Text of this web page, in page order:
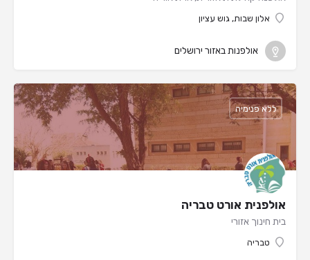
אלון שבות, גוש עציון
אולפנות באזור ירושלים
אולפנית אורט טבריה
בית חינוך אזורי
טבריה
ללא פנימיה